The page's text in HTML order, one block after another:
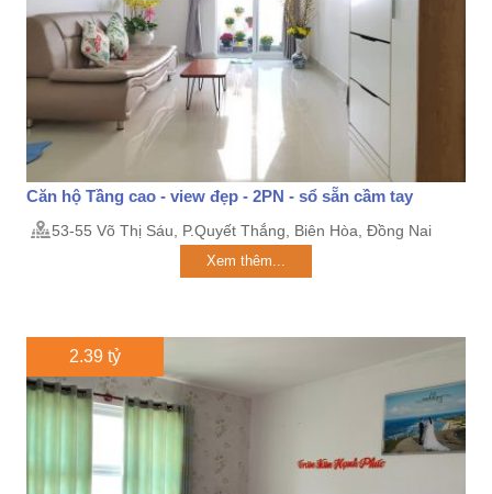
Căn hộ Tầng cao - view đẹp - 2PN - sổ sẵn cầm tay
53-55 Võ Thị Sáu, P.Quyết Thắng, Biên Hòa, Đồng Nai
Xem thêm...
2.39 tỷ